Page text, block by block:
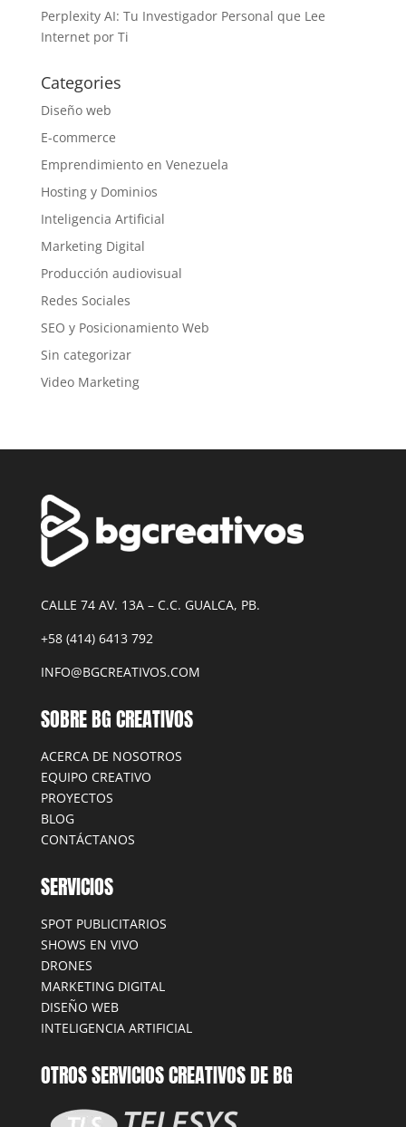
Perplexity AI: Tu Investigador Personal que Lee
Internet por Ti
Categories
Diseño web
E-commerce
Emprendimiento en Venezuela
Hosting y Dominios
Inteligencia Artificial
Marketing Digital
Producción audiovisual
Redes Sociales
SEO y Posicionamiento Web
Sin categorizar
Video Marketing
CALLE 74 AV. 13A – C.C. GUALCA, PB.
+58 (414) 6413 792
INFO@BGCREATIVOS.COM
SOBRE BG CREATIVOS
ACERCA DE NOSOTROS
EQUIPO CREATIVO
PROYECTOS
BLOG
CONTÁCTANOS
SERVICIOS
SPOT PUBLICITARIOS
SHOWS EN VIVO
DRONES
MARKETING DIGITAL
DISEÑO WEB
INTELIGENCIA ARTIFICIAL
OTROS SERVICIOS CREATIVOS DE BG